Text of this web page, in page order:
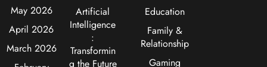
May 2026
April 2026
March 2026
Artificial
Intelligence
:
Transformin
g the Future
Education
Family &
Relationship
Gaming